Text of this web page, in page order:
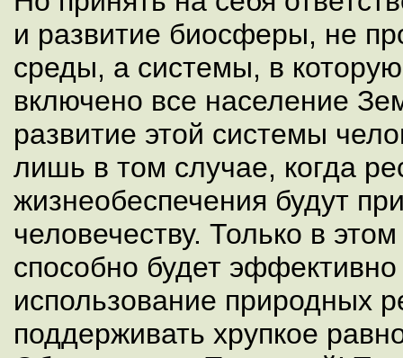
и развитие биосферы, не
среды, а системы, в
включено все население
развитие этой системы
лишь в том случае, когда
жизнеобеспечения будут
человечеству. Только в
способно будет
использование природных
поддерживать хрупкое